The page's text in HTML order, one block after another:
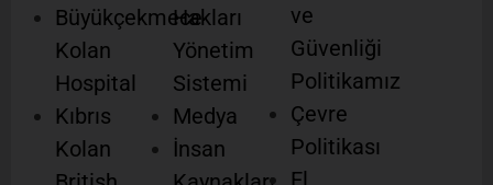
Büyükçekmece
Kolan
Hospital
Kıbrıs
Kolan
Hakları
Yönetim
Sistemi
Medya
İnsan
ve
Güvenliği
Politikamız
Çevre
Politikası
El